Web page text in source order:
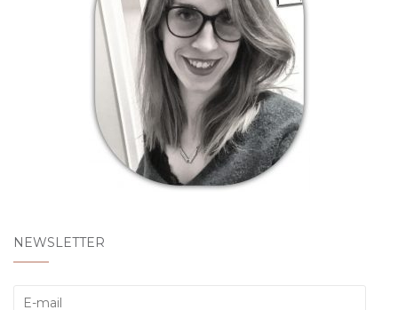
NEWSLETTER
E-